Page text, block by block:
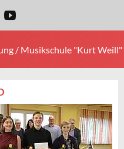
/ Musikschule "Kurt Weill"